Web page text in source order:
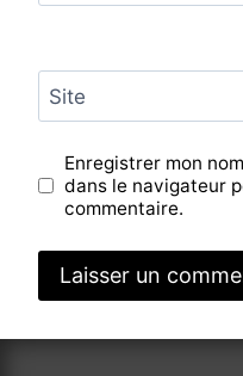
Site
Enregistrer mon
dans le navigateur
commentaire.
Alternative: